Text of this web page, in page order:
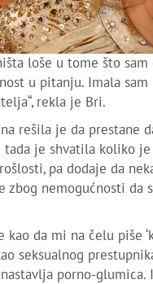
loše u tome što sam
u pitanju. Imala sam
rekla je Bri.
rešila je da prestane
tada je shvatila koliko
pa dodaje da
zbog nemogućnosti da
kao da mi na čelu piše
seksualnog
porno-glumica.